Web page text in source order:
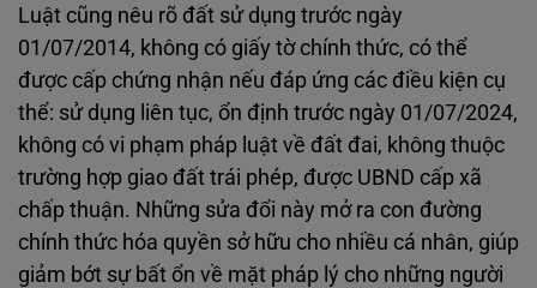
Luật cũng nêu rõ đất sử dụng trước ngày
01/07/2014, không có giấy tờ chính thức, có thể
được cấp chứng nhận nếu đáp ứng các điều kiện cụ
thể: sử dụng liên tục, ổn định trước ngày 01/07/2024,
không có vi phạm pháp luật về đất đai, không thuộc
trường hợp giao đất trái phép, được UBND cấp xã
chấp thuận. Những sửa đổi này mở ra con đường
chính thức hóa quyền sở hữu cho nhiều cá nhân, giúp
giảm bớt sự bất ổn về mặt pháp lý cho những người